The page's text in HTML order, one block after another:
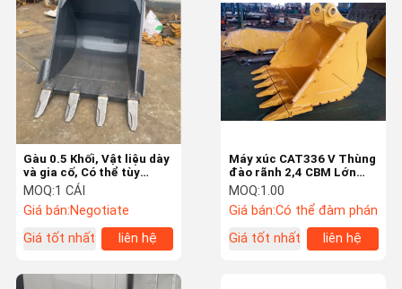
Máy xúc CAT336 V Thùng
đào rãnh 2,4 CBM Lớn
hơn với 6 răng
MOQ:1.00
Giá bán:Có thể đàm phán
Giá tốt nhất
liên hệ
Gàu 0.5 Khối, Vật liệu dày
và gia cố, Có thể tùy
chỉnh.
MOQ:1 CÁI
Giá bán:Negotiate
Giá tốt nhất
liên hệ